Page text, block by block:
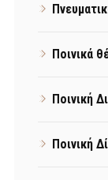
Ποινικά
Ποινική
Ποινική